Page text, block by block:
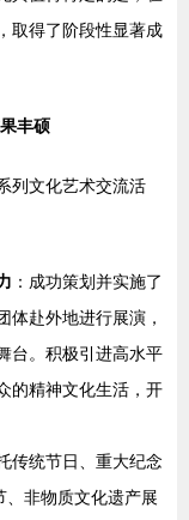
取得了阶段性显著成
丰硕
列文化艺术交流活
：成功策划并实施了
体赴外地进行展演，
台。积极引进高水平
的精神文化生活，开
传统节日、重大纪念
、非物质文化遗产展